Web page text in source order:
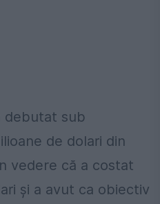
debutat sub
de dolari din
vedere că a costat
şi a avut ca obiectiv